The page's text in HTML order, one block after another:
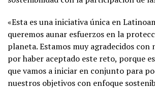
«Esta es una iniciativa única en
queremos aunar esfuerzos en la
planeta. Estamos muy agradecidos con
por haber aceptado este reto, porque
que vamos a iniciar en conjunto para
nuestros objetivos con enfoque